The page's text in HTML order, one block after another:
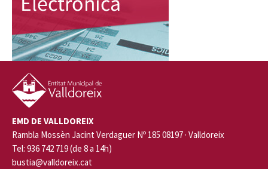
EMD DE VALLDOREIX
Rambla Mossèn Jacint Verdaguer Nº 185 08197 · Valldoreix
Tel: 936 742 719 (de 8 a 14h)
bustia@valldoreix.cat